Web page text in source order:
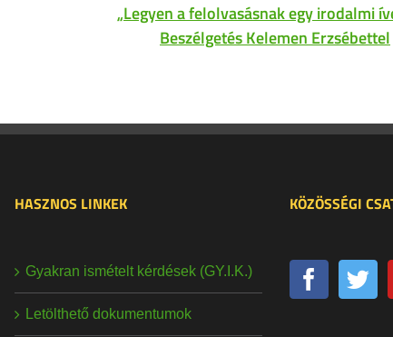
„Legyen a felolvasásnak egy irodalmi
Beszélgetés Kelemen Erzsébettel
HASZNOS LINKEK
Gyakran ismételt kérdések (GY.I.K.)
Letölthető dokumentumok
KÖZÖSSÉGI